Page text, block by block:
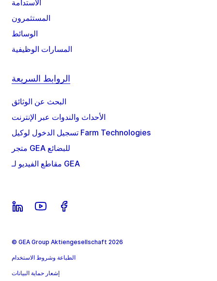
الاستدامة
المستثمرون
الوسائط
المسارات الوظيفية
الروابط السريعة
البحث عن الوثائق
الأحداث والندوات عبر الإنترنت
تسجيل الدخول لوكيل Farm Technologies
متجر GEA للبضائع
مقاطع الفيديو لـ GEA
© GEA Group Aktiengesellschaft 2026
الطباعة وشروط الاستخدام
إشعار حماية البيانات